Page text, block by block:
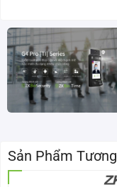
Độ ẩm
Trọng lượng
Kích thước (Dài *
Lưu lượng qua lại
Sản Phẩm